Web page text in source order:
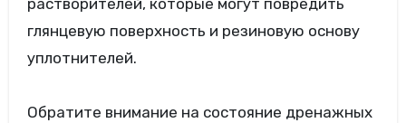
растворителей, которые могут повредить
глянцевую поверхность и резиновую основу
уплотнителей.
Обратите внимание на состояние дренажных